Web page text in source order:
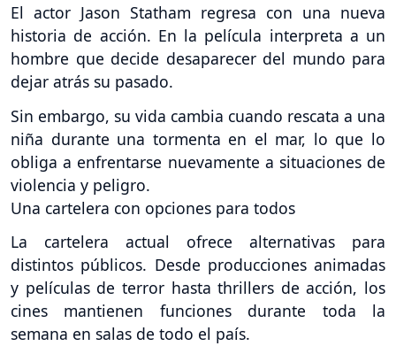
El actor Jason Statham regresa con una nueva
historia de acción. En la película interpreta a un
hombre que decide desaparecer del mundo para
dejar atrás su pasado.
Sin embargo, su vida cambia cuando rescata a una
niña durante una tormenta en el mar, lo que lo
obliga a enfrentarse nuevamente a situaciones de
violencia y peligro.
Una cartelera con opciones para todos
La cartelera actual ofrece alternativas para
distintos públicos. Desde producciones animadas
y películas de terror hasta thrillers de acción, los
cines mantienen funciones durante toda la
semana en salas de todo el país.